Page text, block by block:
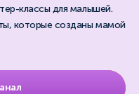
классы для малышей.
которые созданы мамой